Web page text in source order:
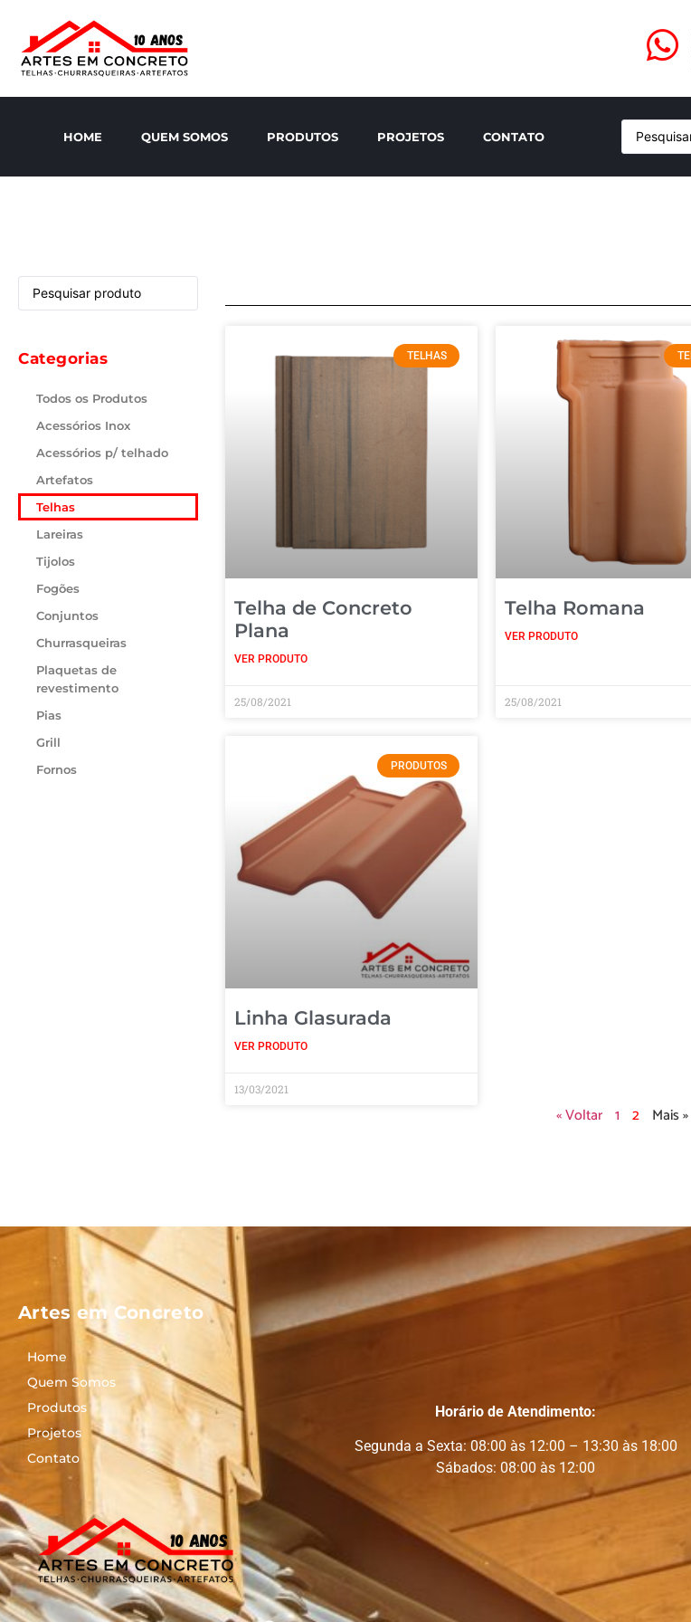
HOME QUEM SOMOS PRODUTOS PROJETOS CONTATO
Categorias
Todos os Produtos
Acessórios Inox
Acessórios p/ telhado
Artefatos
Telhas
Lareiras
Tijolos
Fogões
Conjuntos
Churrasqueiras
Plaquetas de
revestimento
Pias
Grill
Fornos
TELHAS
Telha de Concreto
Plana
VER PRODUTO
25/08/2021
Telha Romana
VER PRODUTO
25/08/2021
PRODUTOS
Linha Glasurada
VER PRODUTO
13/03/2021
« Voltar 1 2 Mais »
Artes em Concreto
Home
Quem Somos
Produtos
Projetos
Contato
Horário de Atendimento:
Segunda a Sexta: 08:00 às 12:00 – 13:30 às 18:00
Sábados: 08:00 às 12:00